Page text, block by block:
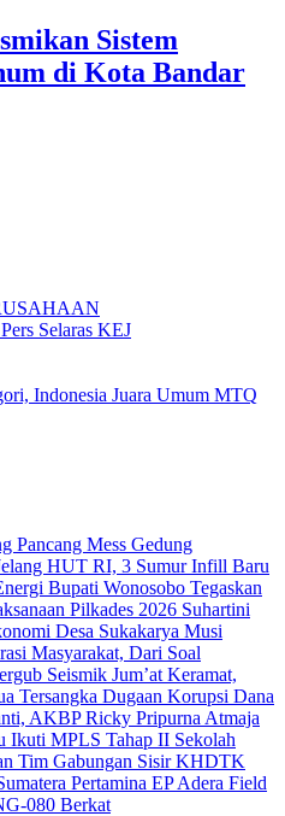
Sistem
di Kota Bandar
Selaras KEJ
Indonesia Juara Umum MTQ
Pancang Mess Gedung
HUT RI, 3 Sumur Infill Baru
Bupati Wonosobo Tegaskan
Pilkades 2026 Suhartini
Desa Sukakarya Musi
Masyarakat, Dari Soal
Seismik Jum’at Keramat,
Tersangka Dugaan Korupsi Dana
AKBP Ricky Pripurna Atmaja
Ikuti MPLS Tahap II Sekolah
Tim Gabungan Sisir KHDTK
Pertamina EP Adera Field
080 Berkat